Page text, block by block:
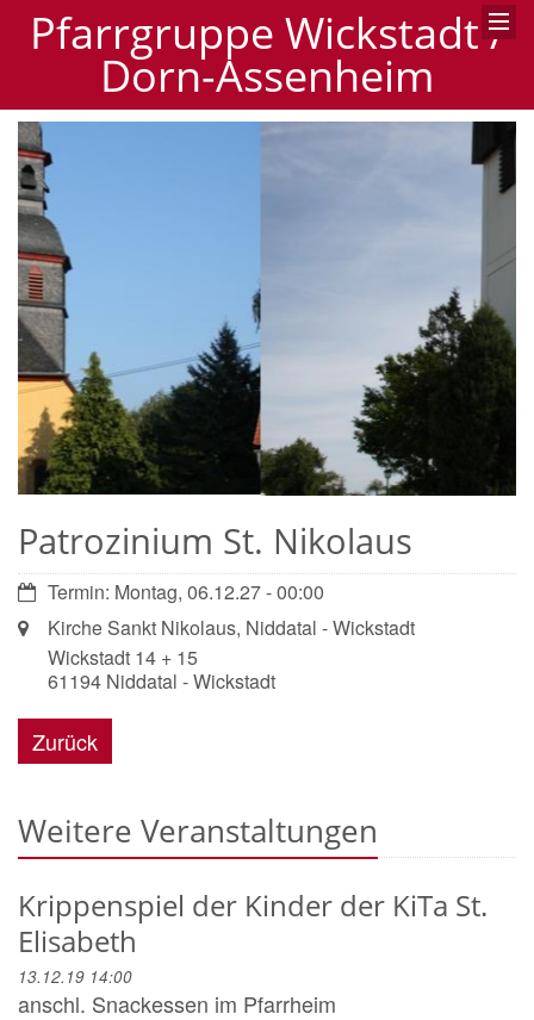
Pfarrgruppe Wickstadt /
Dorn-Assenheim
Patrozinium St. Nikolaus
Datum:Termin: Montag, 06.12.27 - 00:00
Ort: Kirche Sankt Nikolaus, Niddatal - Wickstadt
Wickstadt 14 + 15
61194 Niddatal - Wickstadt
Zurück
Weitere Veranstaltungen
Krippenspiel der Kinder der KiTa St.
Elisabeth
13.12.19 14:00
anschl. Snackessen im Pfarrheim